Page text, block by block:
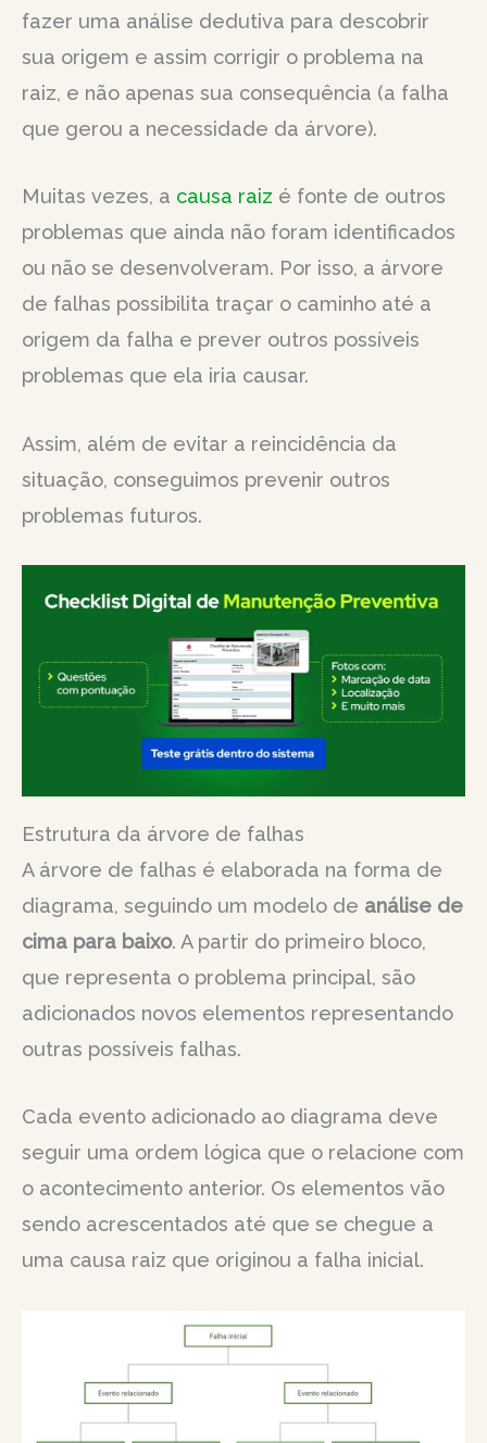
fazer uma análise dedutiva para descobrir
sua origem e assim corrigir o problema na
raiz, e não apenas sua consequência (a falha
que gerou a necessidade da árvore).
Muitas vezes, a causa raiz é fonte de outros
problemas que ainda não foram identificados
ou não se desenvolveram. Por isso, a árvore
de falhas possibilita traçar o caminho até a
origem da falha e prever outros possíveis
problemas que ela iria causar.
Assim, além de evitar a reincidência da
situação, conseguimos prevenir outros
problemas futuros.
Estrutura da árvore de falhas
A árvore de falhas é elaborada na forma de
diagrama, seguindo um modelo de análise de
cima para baixo. A partir do primeiro bloco,
que representa o problema principal, são
adicionados novos elementos representando
outras possíveis falhas.
Cada evento adicionado ao diagrama deve
seguir uma ordem lógica que o relacione com
o acontecimento anterior. Os elementos vão
sendo acrescentados até que se chegue a
uma causa raiz que originou a falha inicial.